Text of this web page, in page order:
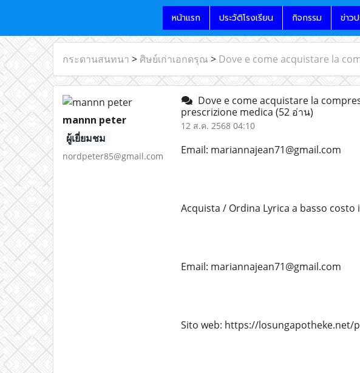
หน้าแรก ประวัติโรงเรียน กิจกรรม ข่าว
กระดานสนทนา > ศิษย์เก่าเอกดรุณ > Dove e come acquistare la
mannn peter
ผู้เยี่ยมชม
nordpeter85@gmail.com
Dove e come acquistare la
prescrizione medica (52 อ่าน)
12 ส.ค. 2568 04:10
Email: mariannajean71@gmail.com
Acquista / Ordina Lyrica a basso
Email: mariannajean71@gmail.com
Sito web: https://losungapotheke.net/